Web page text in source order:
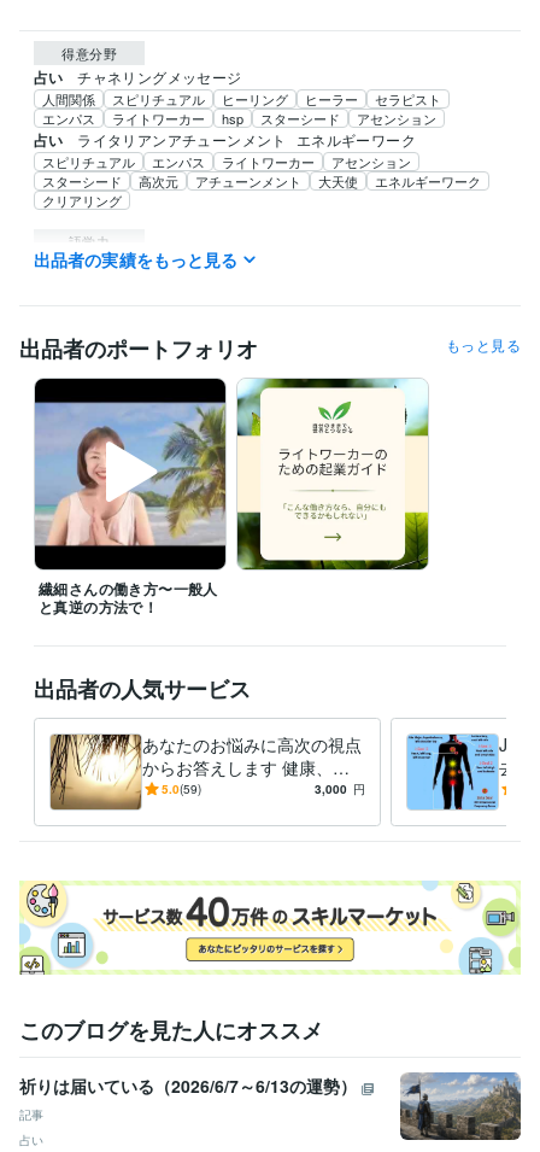
得意分野
占い チャネリングメッセージ
人間関係 スピリチュアル ヒーリング ヒーラー
セラピスト
エンパス
ライトワーカー hsp スターシード アセンション
占い ライタリアンアチューンメント エネルギーワーク
スピリチュアル エンパス ライトワーカー
アセンション
スターシード
高次元 アチューンメント 大天使
エネルギーワーク
クリアリング
語学力
英語 ビジネスレベル
出品者の実績をもっと見る
出品者のポートフォリオ もっと見る
繊細さんの働き方〜一般人
と真逆の方法で！
出品者の人気サービス
あなたのお悩みに高次の視点
からお答えします 健康、恋
愛、仕事、対人関係、お金、
5.0(59) 3,000 円
Jシ
去し
の繋
このブログを見た人にオススメ
祈りは届いている（2026/6/7～6/13の運勢）
記事
占い